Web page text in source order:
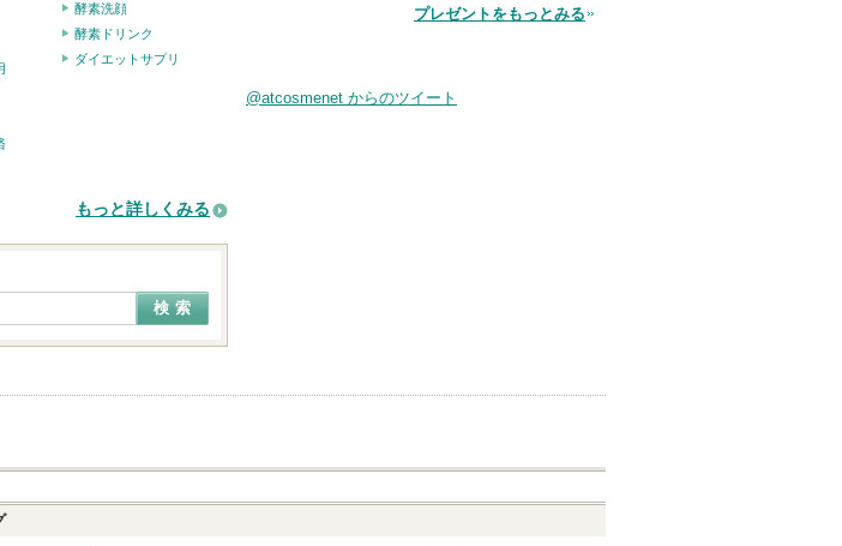
酵素洗顔
酵素ドリンク
ダイエットサプリ
もっと詳しくみる
品
プレゼントをもっとみる
@atcosmenet からのツイート